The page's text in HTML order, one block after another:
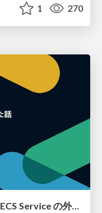
1 270
Service Connect 上のサービスに ECS Service の外側から到達できなかった話